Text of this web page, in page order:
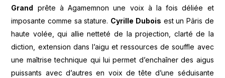
Grand prête à Agamemnon une voix à la fois déliée et
imposante comme sa stature. Cyrille Dubois est un Pâris de
haute volée, qui allie netteté de la projection, clarté de la
diction, extension dans l’aigu et ressources de souffle avec
une maîtrise technique qui lui permet d’enchaîner des aigus
puissants avec d’autres en voix de tête d’une séduisante